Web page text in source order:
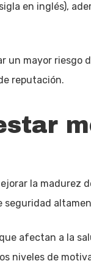
en inglés),
un mayor riesgo
reputación.
la madurez
seguridad
afectan a la
niveles de